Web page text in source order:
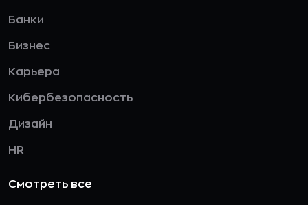
Банки
Бизнес
Карьера
Кибербезопасность
Дизайн
HR
Смотреть все